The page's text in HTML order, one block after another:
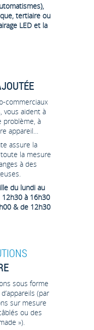
tertiaire ou
LED et la
commerciaux
vous aident à
problème, à
appareil…
assure la
la mesure
à des
du lundi au
à 16h30
& de 12h30
sous forme
(par
sur mesure
ou des
»).